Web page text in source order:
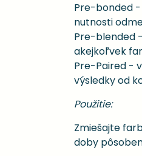
Pre-bonded
nutnosti
Pre-blended
akejkoľvek
Pre-Paired -
výsledky od
Použitie:
Zmiešajte
doby